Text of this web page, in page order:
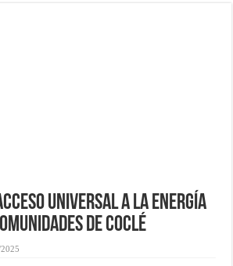
Universal a la Energía
de Coclé